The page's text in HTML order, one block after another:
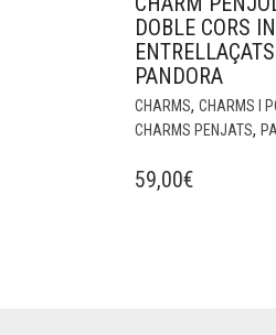
DOBLE CORS
PANDORA
CHARMS, CHARMS I
CHARMS PENJATS,
59,00€